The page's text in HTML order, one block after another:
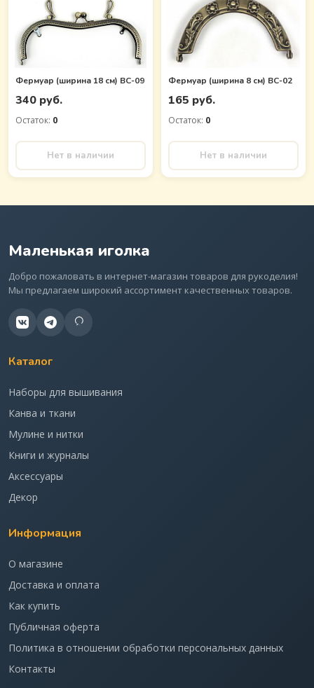
Фермуар (ширина 18 см) BC-09
340 руб.
Остаток: 0
Нет в наличии
Фермуар (ширина 8 см) BC-02
165 руб.
Остаток: 0
Нет в наличии
Маленькая иголка
Добро пожаловать в интернет-магазин товаров для рукоделия!
Мы предлагаем широкий ассортимент качественных товаров.
Каталог
Наборы для вышивания
Канва и ткани
Мулине и нитки
Книги и журналы
Аксессуары
Декор
Информация
О магазине
Доставка и оплата
Как купить
Публичная оферта
Политика в отношении обработки персональных данных
Контакты